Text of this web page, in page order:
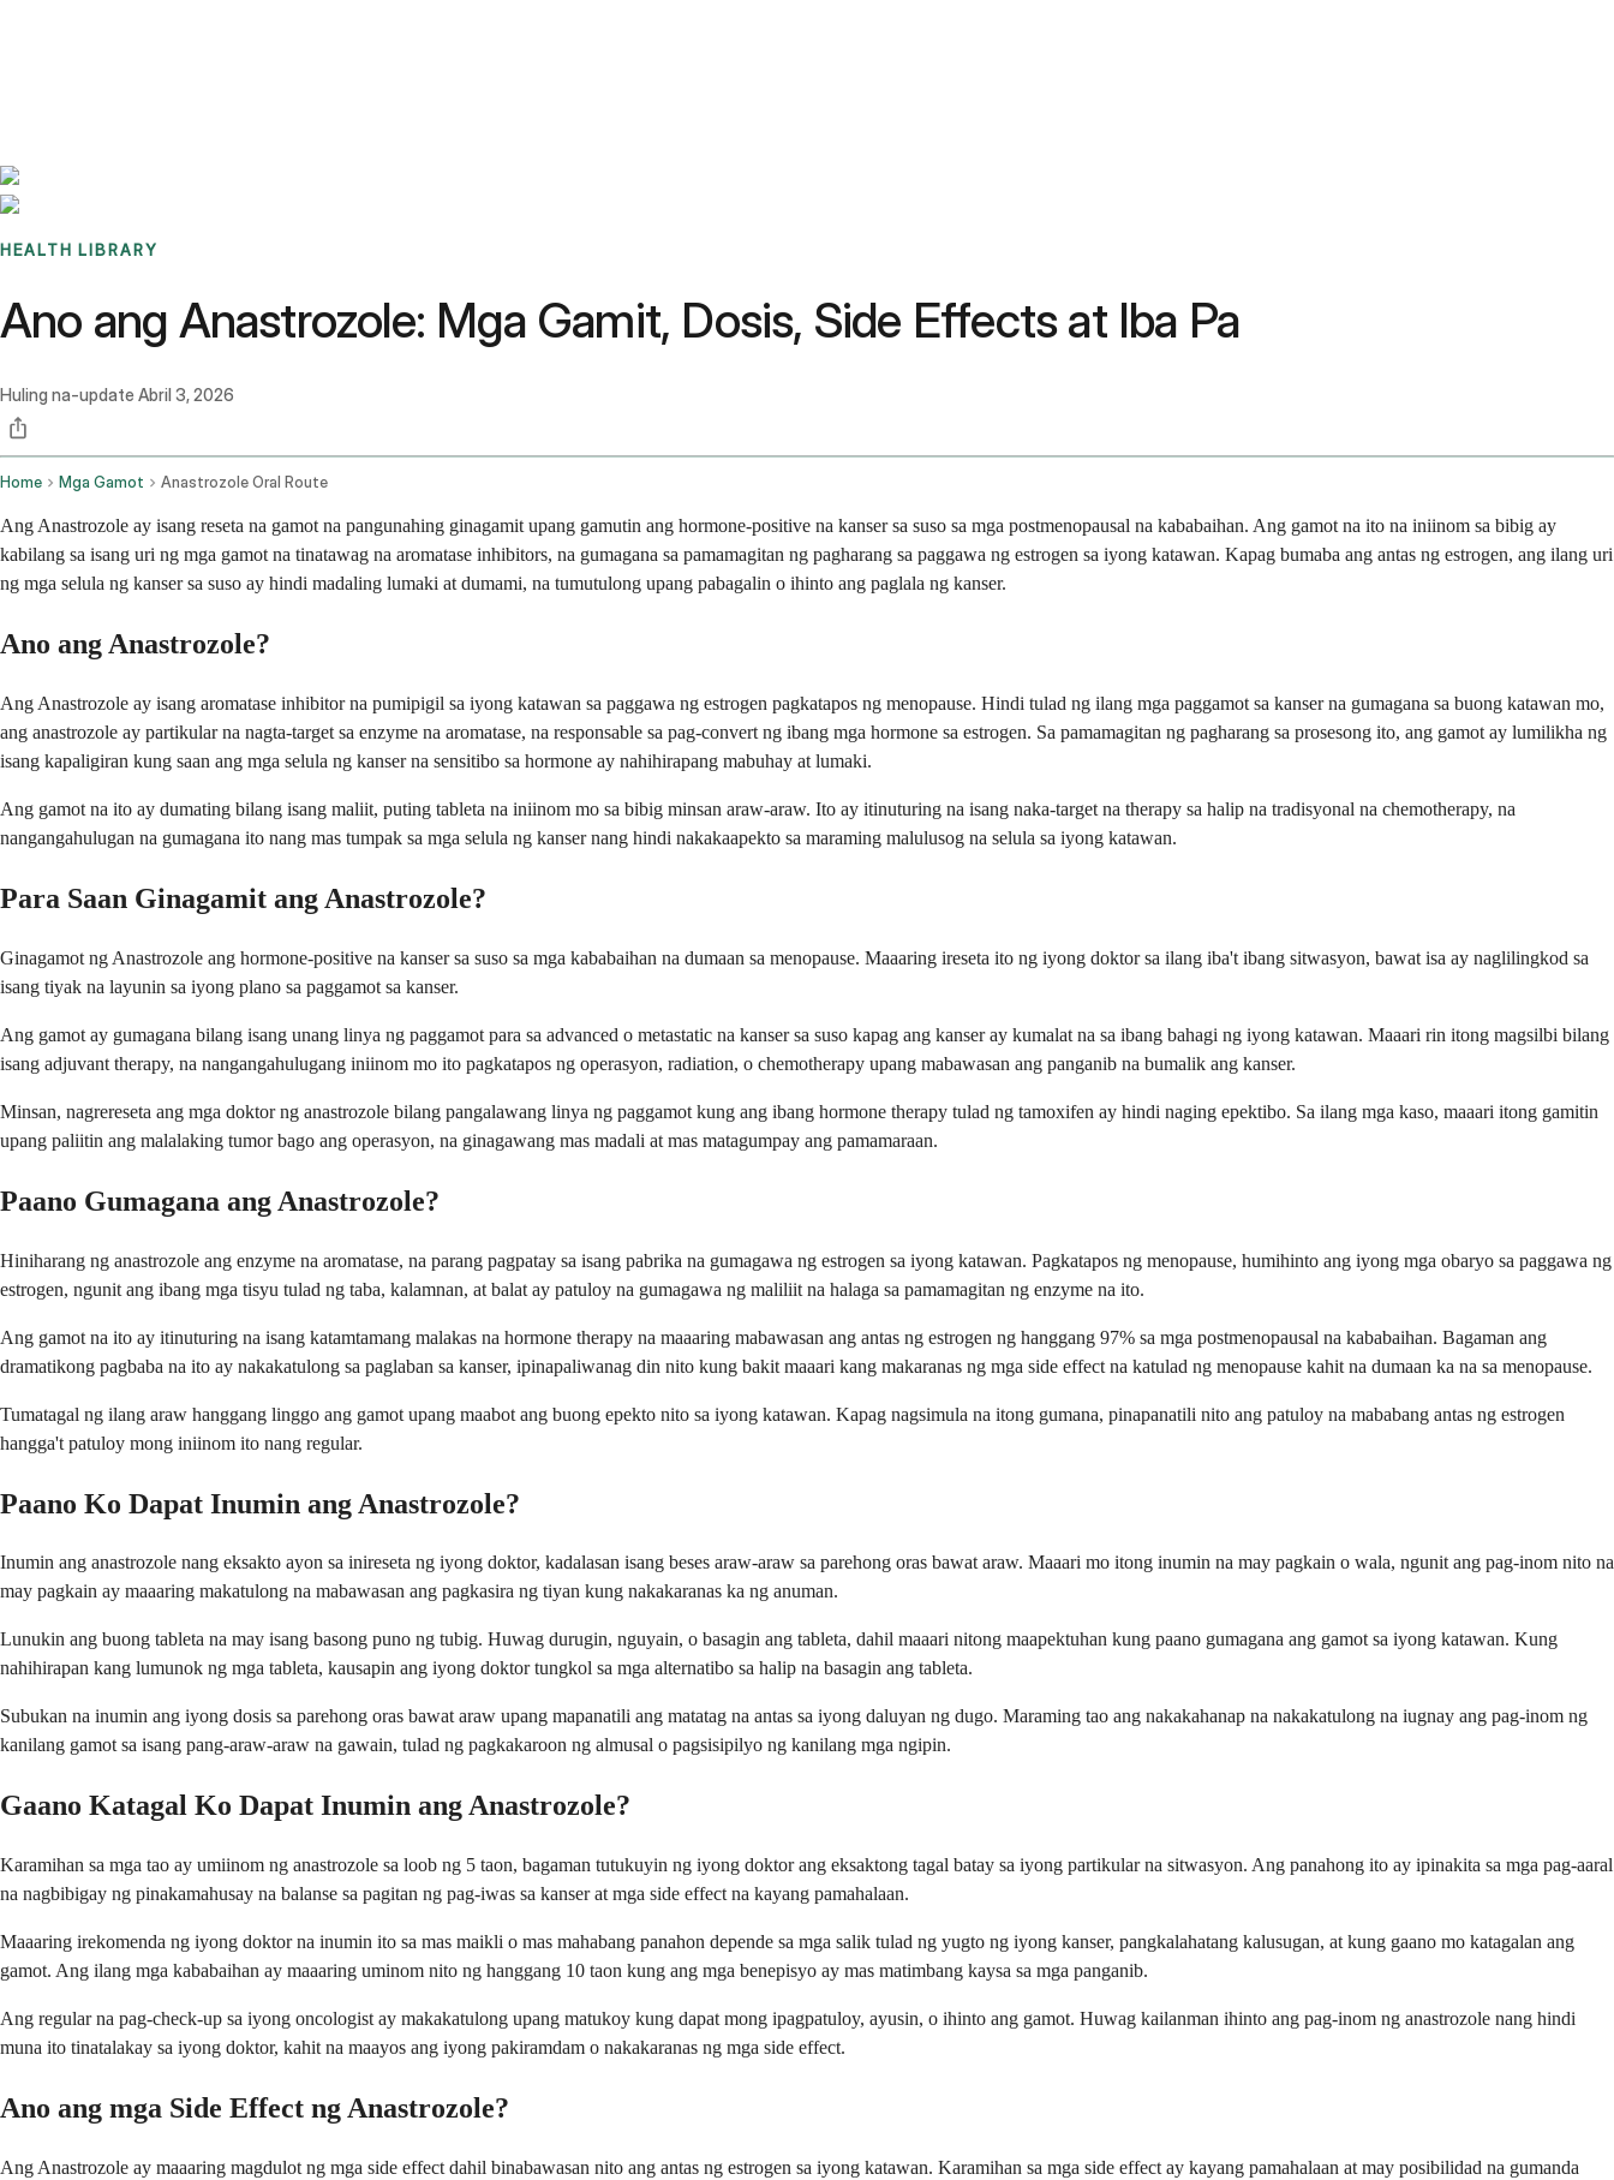
HEALTH LIBRARY
Ano ang Anastrozole: Mga Gamit, Dosis, Side Effects at Iba Pa
Huling na-update Abril 3, 2026
Home Mga Gamot Anastrozole Oral Route
Ang Anastrozole ay isang reseta na gamot na pangunahing ginagamit upang gamutin ang hormone-positive na kanser sa suso sa mga postmenopausal na kababaihan. Ang gamot na ito na iniinom sa bibig ay
kabilang sa isang uri ng mga gamot na tinatawag na aromatase inhibitors, na gumagana sa pamamagitan ng pagharang sa paggawa ng estrogen sa iyong katawan. Kapag bumaba ang antas ng estrogen, ang ilang uri
ng mga selula ng kanser sa suso ay hindi madaling lumaki at dumami, na tumutulong upang pabagalin o ihinto ang paglala ng kanser.
Ano ang Anastrozole?
Ang Anastrozole ay isang aromatase inhibitor na pumipigil sa iyong katawan sa paggawa ng estrogen pagkatapos ng menopause. Hindi tulad ng ilang mga paggamot sa kanser na gumagana sa buong katawan mo,
ang anastrozole ay partikular na nagta-target sa enzyme na aromatase, na responsable sa pag-convert ng ibang mga hormone sa estrogen. Sa pamamagitan ng pagharang sa prosesong ito, ang gamot ay lumilikha ng
isang kapaligiran kung saan ang mga selula ng kanser na sensitibo sa hormone ay nahihirapang mabuhay at lumaki.
Ang gamot na ito ay dumating bilang isang maliit, puting tableta na iniinom mo sa bibig minsan araw-araw. Ito ay itinuturing na isang naka-target na therapy sa halip na tradisyonal na chemotherapy, na
nangangahulugan na gumagana ito nang mas tumpak sa mga selula ng kanser nang hindi nakakaapekto sa maraming malulusog na selula sa iyong katawan.
Para Saan Ginagamit ang Anastrozole?
Ginagamot ng Anastrozole ang hormone-positive na kanser sa suso sa mga kababaihan na dumaan sa menopause. Maaaring ireseta ito ng iyong doktor sa ilang iba't ibang sitwasyon, bawat isa ay naglilingkod sa
isang tiyak na layunin sa iyong plano sa paggamot sa kanser.
Ang gamot ay gumagana bilang isang unang linya ng paggamot para sa advanced o metastatic na kanser sa suso kapag ang kanser ay kumalat na sa ibang bahagi ng iyong katawan. Maaari rin itong magsilbi bilang
isang adjuvant therapy, na nangangahulugang iniinom mo ito pagkatapos ng operasyon, radiation, o chemotherapy upang mabawasan ang panganib na bumalik ang kanser.
Minsan, nagrereseta ang mga doktor ng anastrozole bilang pangalawang linya ng paggamot kung ang ibang hormone therapy tulad ng tamoxifen ay hindi naging epektibo. Sa ilang mga kaso, maaari itong gamitin
upang paliitin ang malalaking tumor bago ang operasyon, na ginagawang mas madali at mas matagumpay ang pamamaraan.
Paano Gumagana ang Anastrozole?
Hiniharang ng anastrozole ang enzyme na aromatase, na parang pagpatay sa isang pabrika na gumagawa ng estrogen sa iyong katawan. Pagkatapos ng menopause, humihinto ang iyong mga obaryo sa paggawa ng
estrogen, ngunit ang ibang mga tisyu tulad ng taba, kalamnan, at balat ay patuloy na gumagawa ng maliliit na halaga sa pamamagitan ng enzyme na ito.
Ang gamot na ito ay itinuturing na isang katamtamang malakas na hormone therapy na maaaring mabawasan ang antas ng estrogen ng hanggang 97% sa mga postmenopausal na kababaihan. Bagaman ang
dramatikong pagbaba na ito ay nakakatulong sa paglaban sa kanser, ipinapaliwanag din nito kung bakit maaari kang makaranas ng mga side effect na katulad ng menopause kahit na dumaan ka na sa menopause.
Tumatagal ng ilang araw hanggang linggo ang gamot upang maabot ang buong epekto nito sa iyong katawan. Kapag nagsimula na itong gumana, pinapanatili nito ang patuloy na mababang antas ng estrogen
hangga't patuloy mong iniinom ito nang regular.
Paano Ko Dapat Inumin ang Anastrozole?
Inumin ang anastrozole nang eksakto ayon sa inireseta ng iyong doktor, kadalasan isang beses araw-araw sa parehong oras bawat araw. Maaari mo itong inumin na may pagkain o wala, ngunit ang pag-inom nito na
may pagkain ay maaaring makatulong na mabawasan ang pagkasira ng tiyan kung nakakaranas ka ng anuman.
Lunukin ang buong tableta na may isang basong puno ng tubig. Huwag durugin, nguyain, o basagin ang tableta, dahil maaari nitong maapektuhan kung paano gumagana ang gamot sa iyong katawan. Kung
nahihirapan kang lumunok ng mga tableta, kausapin ang iyong doktor tungkol sa mga alternatibo sa halip na basagin ang tableta.
Subukan na inumin ang iyong dosis sa parehong oras bawat araw upang mapanatili ang matatag na antas sa iyong daluyan ng dugo. Maraming tao ang nakakahanap na nakakatulong na iugnay ang pag-inom ng
kanilang gamot sa isang pang-araw-araw na gawain, tulad ng pagkakaroon ng almusal o pagsisipilyo ng kanilang mga ngipin.
Gaano Katagal Ko Dapat Inumin ang Anastrozole?
Karamihan sa mga tao ay umiinom ng anastrozole sa loob ng 5 taon, bagaman tutukuyin ng iyong doktor ang eksaktong tagal batay sa iyong partikular na sitwasyon. Ang panahong ito ay ipinakita sa mga pag-aaral
na nagbibigay ng pinakamahusay na balanse sa pagitan ng pag-iwas sa kanser at mga side effect na kayang pamahalaan.
Maaaring irekomenda ng iyong doktor na inumin ito sa mas maikli o mas mahabang panahon depende sa mga salik tulad ng yugto ng iyong kanser, pangkalahatang kalusugan, at kung gaano mo katagalan ang
gamot. Ang ilang mga kababaihan ay maaaring uminom nito ng hanggang 10 taon kung ang mga benepisyo ay mas matimbang kaysa sa mga panganib.
Ang regular na pag-check-up sa iyong oncologist ay makakatulong upang matukoy kung dapat mong ipagpatuloy, ayusin, o ihinto ang gamot. Huwag kailanman ihinto ang pag-inom ng anastrozole nang hindi
muna ito tinatalakay sa iyong doktor, kahit na maayos ang iyong pakiramdam o nakakaranas ng mga side effect.
Ano ang mga Side Effect ng Anastrozole?
Ang Anastrozole ay maaaring magdulot ng mga side effect dahil binabawasan nito ang antas ng estrogen sa iyong katawan. Karamihan sa mga side effect ay kayang pamahalaan at may posibilidad na gumanda